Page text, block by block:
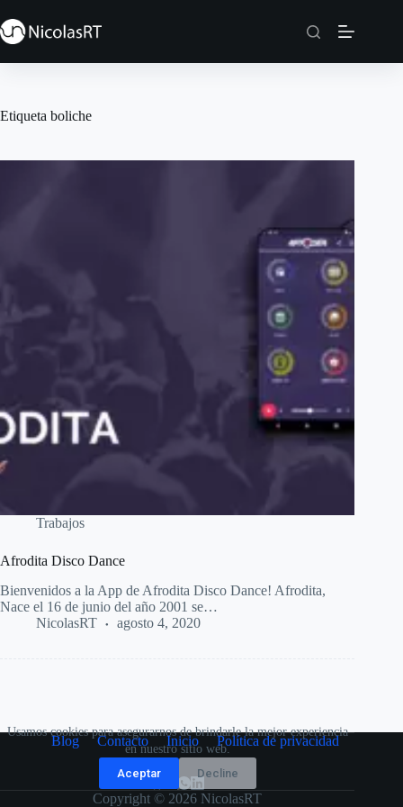
al
contenido
Usamos cookies para asegurarnos de brindarle la mejor experiencia
en nuestro sitio web.
Aceptar
Decline
Etiqueta boliche
Trabajos
Afrodita Disco Dance
Bienvenidos a la App de Afrodita Disco Dance! Afrodita,
Nace el 16 de junio del año 2001 se…
NicolasRT
agosto 4, 2020
Blog Contacto Inicio Política de privacidad
Copyright © 2026 NicolasRT